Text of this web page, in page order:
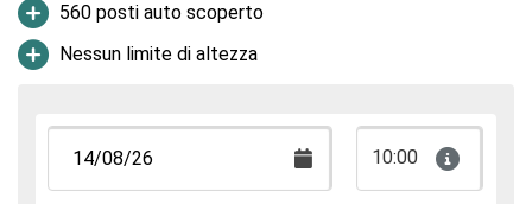
560 posti auto scoperto
Nessun limite di altezza
10:00